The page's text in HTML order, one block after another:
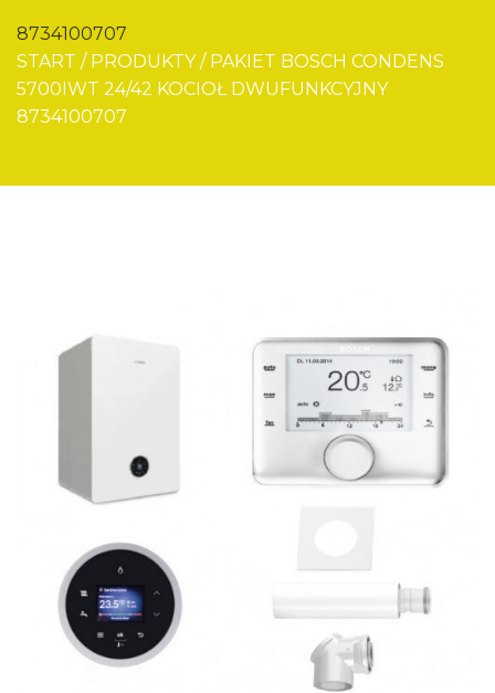
8734100707
START / PRODUKTY / PAKIET BOSCH CONDENS
5700IWT 24/42 KOCIOŁ DWUFUNKCYJNY
8734100707